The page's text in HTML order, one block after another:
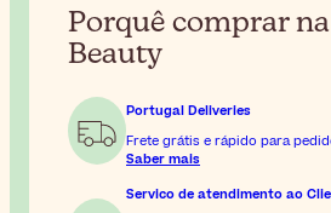
Porquê comprar
Beauty
Portugal Deliveries
Frete grátis e rápido para
Saber mais
Servico de atendimento ao